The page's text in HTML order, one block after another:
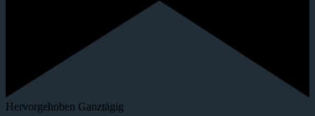
Hervorgehoben Ganztägig